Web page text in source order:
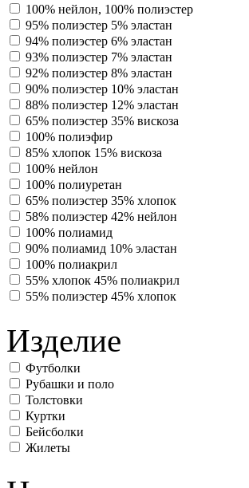
100% нейлон, 100% полиэстер
95% полиэстер 5% эластан
94% полиэстер 6% эластан
93% полиэстер 7% эластан
92% полиэстер 8% эластан
90% полиэстер 10% эластан
88% полиэстер 12% эластан
65% полиэстер 35% вискоза
100% полиэфир
85% хлопок 15% вискоза
100% нейлон
100% полиуретан
65% полиэстер 35% хлопок
58% полиэстер 42% нейлон
100% полиамид
90% полиамид 10% эластан
100% полиакрил
55% хлопок 45% полиакрил
55% полиэстер 45% хлопок
Изделие
Футболки
Рубашки и поло
Толстовки
Куртки
Бейсболки
Жилеты